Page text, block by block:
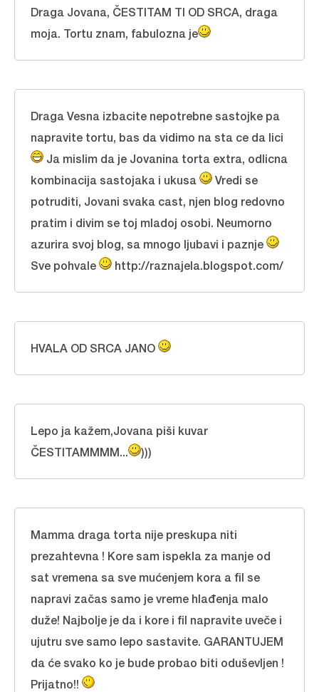
Draga Jovana, ČESTITAM TI OD SRCA, draga
moja. Tortu znam, fabulozna je
Draga Vesna izbacite nepotrebne sastojke pa
napravite tortu, bas da vidimo na sta ce da lici
Ja mislim da je Jovanina torta extra, odlicna
kombinacija sastojaka i ukusa
Vredi se
potruditi, Jovani svaka cast, njen blog redovno
pratim i divim se toj mladoj osobi. Neumorno
azurira svoj blog, sa mnogo ljubavi i paznje
Sve pohvale
http://raznajela.blogspot.com/
HVALA OD SRCA JANO
Lepo ja kažem,Jovana piši kuvar
ČESTITAMMMM...
)))
Mamma draga torta nije preskupa niti
prezahtevna ! Kore sam ispekla za manje od
sat vremena sa sve mućenjem kora a fil se
napravi začas samo je vreme hlađenja malo
duže! Najbolje je da i kore i fil napravite uveče i
ujutru sve samo lepo sastavite. GARANTUJEM
da će svako ko je bude probao biti oduševljen !
Prijatno!!